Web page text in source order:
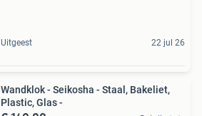
Uitgeest 22 jul 26
Wandklok - Seikosha - Staal, Bakeliet,
Plastic, Glas -